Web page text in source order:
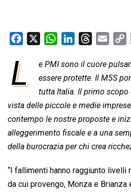
o
o
k
W
a
t
s
A
p
p
n
k
e
d
I
n
r
e
a
d
s
a
i
l
p
y
L
i
n
k
L
e PMI sono il cuore
essere protette. Il M5S
tutta Italia. Il primo
vista delle piccole e medie
contempo le nostre proposte e
alleggerimento fiscale e a una
della burocrazia per chi crea
“I fallimenti hanno raggiunto livelli
da cui provengo, Monza e Brianza